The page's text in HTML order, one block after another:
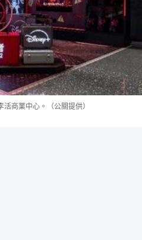
活商業中心。（公關提供）